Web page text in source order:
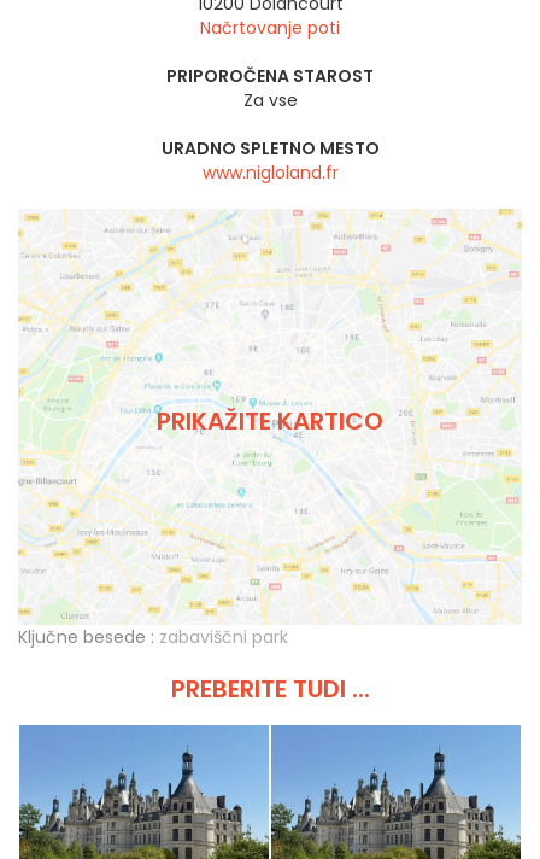
Načrtovanje poti
PRIPOROČENA STAROST
Za vse
URADNO SPLETNO MESTO
www.nigloland.fr
PRIKAŽITE KARTICO
Ključne besede : zabaviščni park
PREBERITE TUDI ...